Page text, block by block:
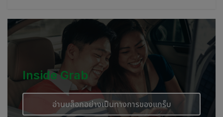
Cambodia
Inside Grab
อ่านบล็อกอย่างเป็นทางการของแกร็บ